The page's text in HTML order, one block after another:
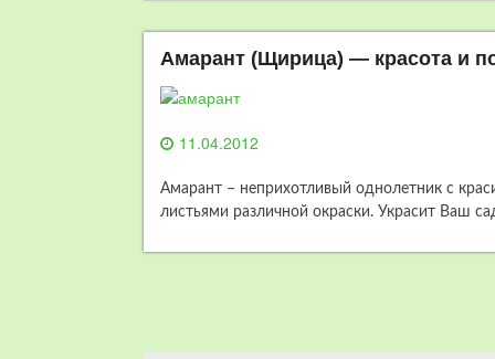
Амарант (Щирица) — красота и
11.04.2012
Амарант – неприхотливый однолетник с
листьями различной окраски. Украсит Ваш